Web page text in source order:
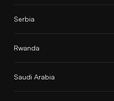
Serbia
Rwanda
Saudi Arabia